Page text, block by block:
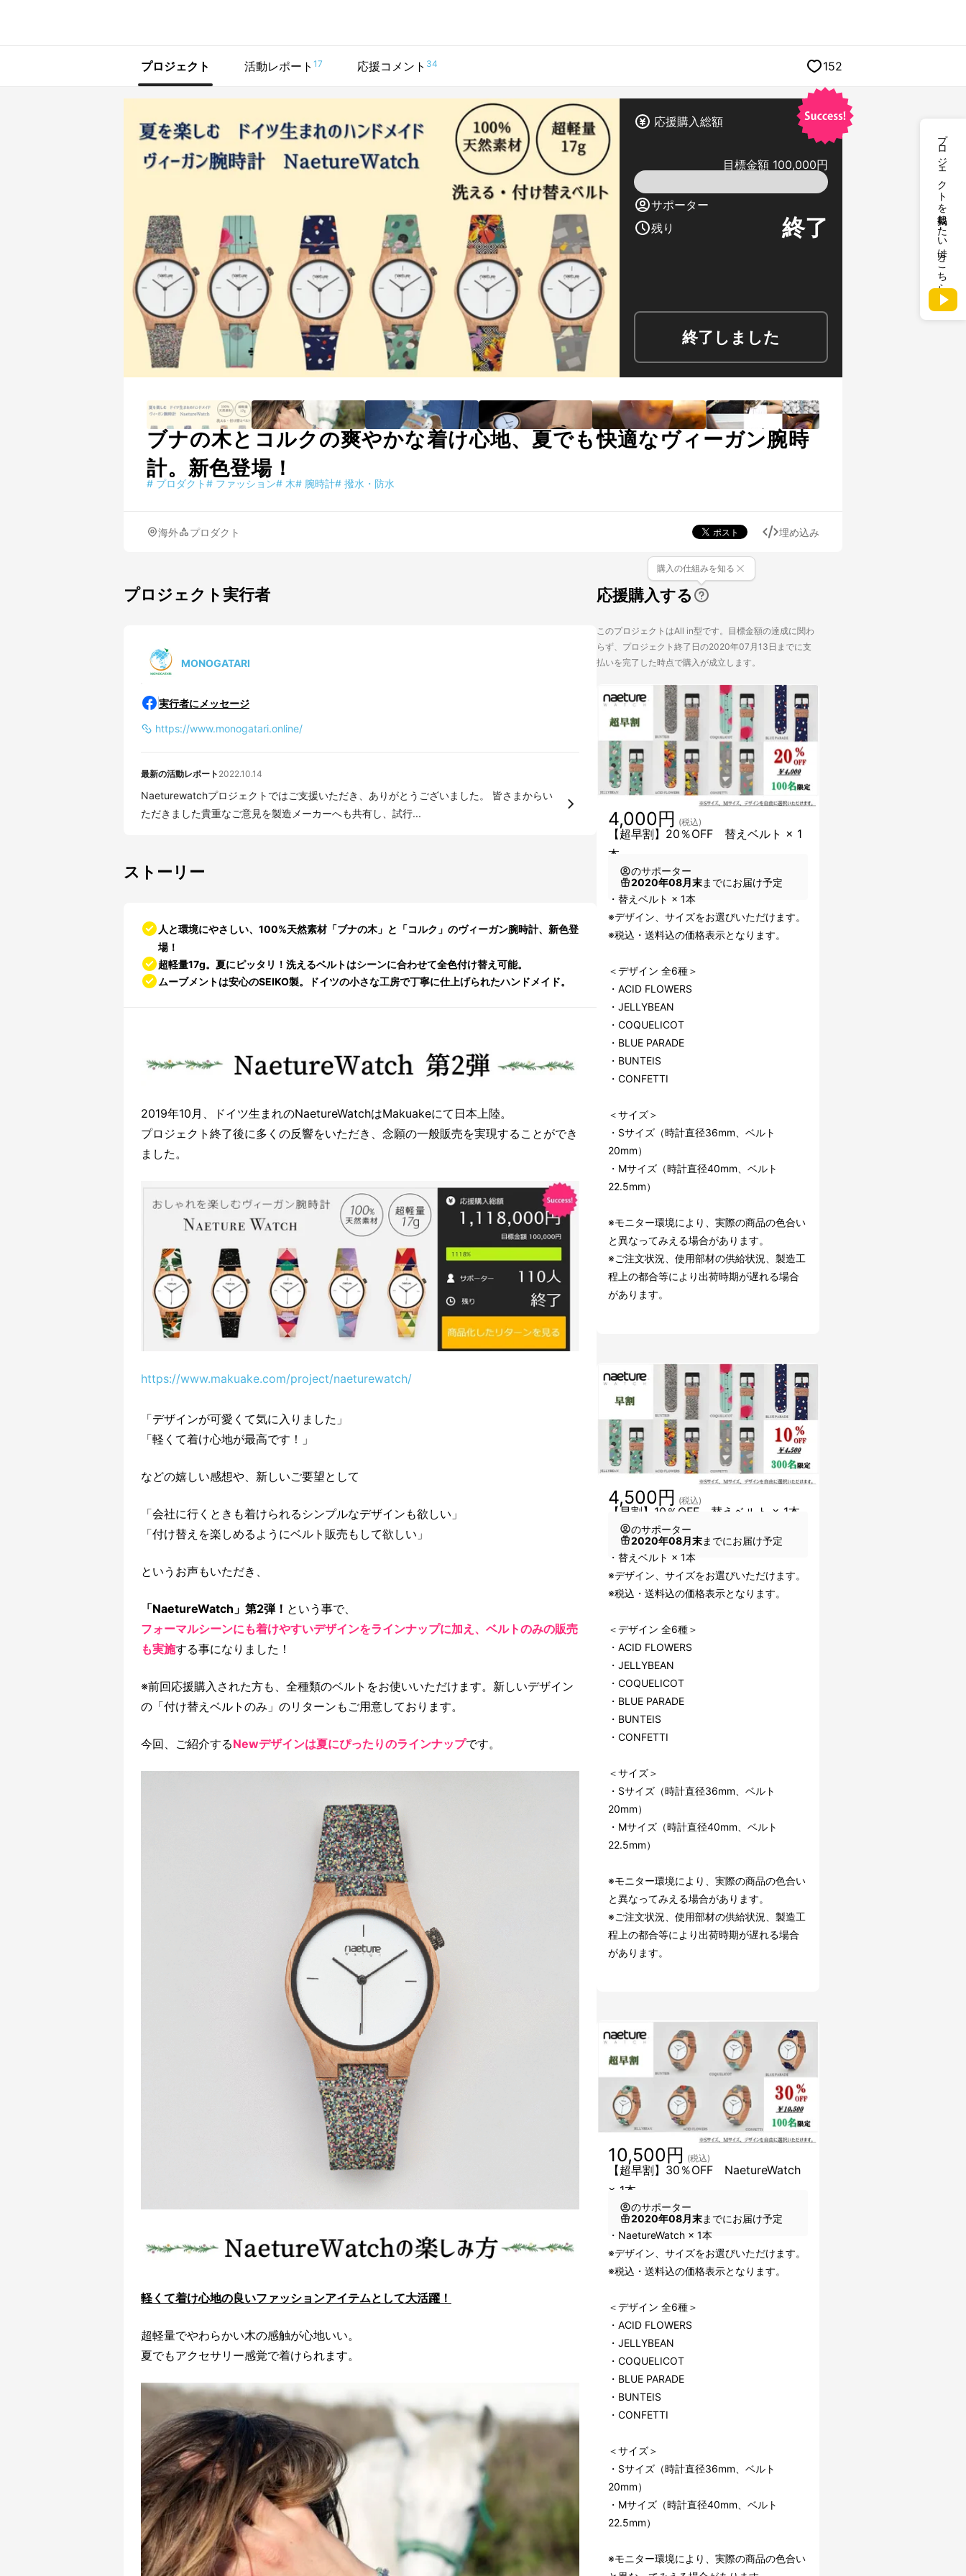
プロジェクトを掲載したい方はこちら
プロジェクト 活動レポート 17 応援コメント 34 152
応援購入総額
目標金額 100,000円
サポーター
残り
終了
終了しました
ブナの木とコルクの爽やかな着け心地、夏でも快適なヴィーガン腕時
計。新色登場！
# プロダクト# ファッション# 木# 腕時計# 撥水・防水
海外 プロダクト 埋め込み
プロジェクト実行者
MONOGATARI
実行者にメッセージ
https://www.monogatari.online/
最新の活動レポート 2022.10.14
Naeturewatchプロジェクトではご支援いただき、ありがとうございました。 皆さまからい
ただきました貴重なご意見を製造メーカーへも共有し、試行...
ストーリー
人と環境にやさしい、100%天然素材「ブナの木」と「コルク」のヴィーガン腕時計、新色登
場！
超軽量17g。夏にピッタリ！洗えるベルトはシーンに合わせて全色付け替え可能。
ムーブメントは安心のSEIKO製。ドイツの小さな工房で丁寧に仕上げられたハンドメイド。
2019年10月、ドイツ生まれのNaetureWatchはMakuakeにて日本上陸。
プロジェクト終了後に多くの反響をいただき、念願の一般販売を実現することができ
ました。
https://www.makuake.com/project/naeturewatch/
「デザインが可愛くて気に入りました」
「軽くて着け心地が最高です！」
などの嬉しい感想や、 新しいご要望として
「会社に行くときも着けられるシンプルなデザインも欲しい」
「付け替えを楽しめるようにベルト販売もして欲しい」
というお声もいただき、
「NaetureWatch」第2弾！ という事で、
フォーマルシーンにも着けやすいデザインをラインナップに加え、ベルトのみの販売
も実施する事になりました！
※前回応援購入された方も、全種類のベルトをお使いいただけます。新しいデザイン
の「付け替えベルトのみ」のリターンもご用意しております。
今回、ご紹介するNewデザインは夏にぴったりのラインナップです。
軽くて着け心地の良いファッションアイテムとして大活躍！
超軽量でやわらかい木の感触が心地いい。
夏でもアクセサリー感覚で着けられます。
応援購入する
購入の仕組みを知る
このプロジェクトはAll in型です。目標金額の達成に関わ
らず、プロジェクト終了日の2020年07月13日までに支
払いを完了した時点で購入が成立します。
【超早割】20％OFF 替えベルト × 1
本
4,000円 (税込)
のサポーター
2020年08月末までにお届け予定
・替えベルト × 1本
※デザイン、サイズをお選びいただけます。
※税込・送料込の価格表示となります。
＜デザイン 全6種＞
・ACID FLOWERS
・JELLYBEAN
・COQUELICOT
・BLUE PARADE
・BUNTEIS
・CONFETTI
＜サイズ＞
・Sサイズ（時計直径36mm、ベルト
20mm）
・Mサイズ（時計直径40mm、ベルト
22.5mm）
※モニター環境により、実際の商品の色合い
と異なってみえる場合があります。
※ご注文状況、使用部材の供給状況、製造工
程上の都合等により出荷時期が遅れる場合
があります。
【早割】10％OFF 替えベルト × 1本
4,500円 (税込)
のサポーター
2020年08月末までにお届け予定
・替えベルト × 1本
※デザイン、サイズをお選びいただけます。
※税込・送料込の価格表示となります。
＜デザイン 全6種＞
・ACID FLOWERS
・JELLYBEAN
・COQUELICOT
・BLUE PARADE
・BUNTEIS
・CONFETTI
＜サイズ＞
・Sサイズ（時計直径36mm、ベルト
20mm）
・Mサイズ（時計直径40mm、ベルト
22.5mm）
※モニター環境により、実際の商品の色合い
と異なってみえる場合があります。
※ご注文状況、使用部材の供給状況、製造工
程上の都合等により出荷時期が遅れる場合
があります。
【超早割】30％OFF NaetureWatch
× 1本
10,500円 (税込)
のサポーター
2020年08月末までにお届け予定
・NaetureWatch × 1本
※デザイン、サイズをお選びいただけます。
※税込・送料込の価格表示となります。
＜デザイン 全6種＞
・ACID FLOWERS
・JELLYBEAN
・COQUELICOT
・BLUE PARADE
・BUNTEIS
・CONFETTI
＜サイズ＞
・Sサイズ（時計直径36mm、ベルト
20mm）
・Mサイズ（時計直径40mm、ベルト
22.5mm）
※モニター環境により、実際の商品の色合い